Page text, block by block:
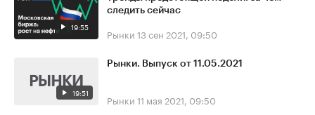
19:55
следить сейчас
Рынки 13 сен 2021, 09:50
19:51
Рынки. Выпуск от 11.05.2021
Рынки 11 мая 2021, 09:50